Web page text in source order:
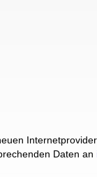
Daten an